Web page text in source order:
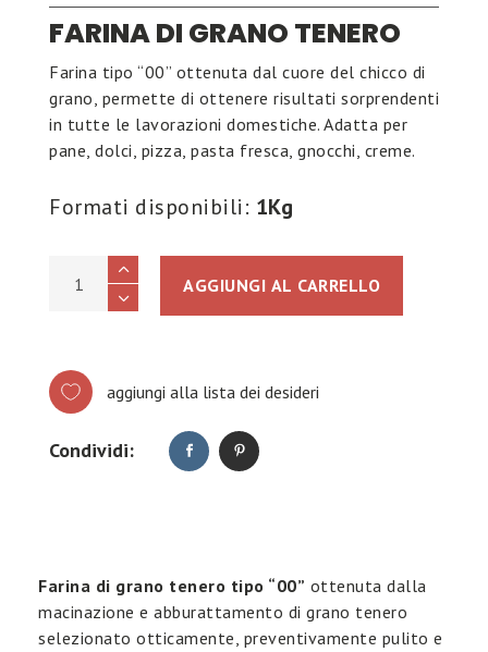
FARINA DI GRANO TENERO
Farina tipo “00” ottenuta dal cuore del chicco di
grano, permette di ottenere risultati sorprendenti
in tutte le lavorazioni domestiche. Adatta per
pane, dolci, pizza, pasta fresca, gnocchi, creme.
Formati disponibili: 1Kg
CORONA MULTIUSO quantity
AGGIUNGI AL CARRELLO
aggiungi alla lista dei desideri
Condividi:
Farina di grano tenero tipo “00” ottenuta dalla
macinazione e abburattamento di grano tenero
selezionato otticamente, preventivamente pulito e